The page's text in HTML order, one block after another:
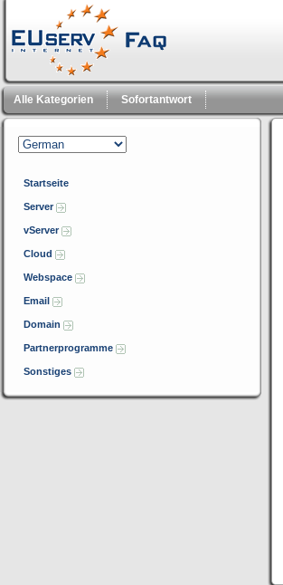
Alle Kategorien Sofortantwort
Startseite
Server
vServer
Cloud
Webspace
Email
Domain
Partnerprogramme
Sonstiges